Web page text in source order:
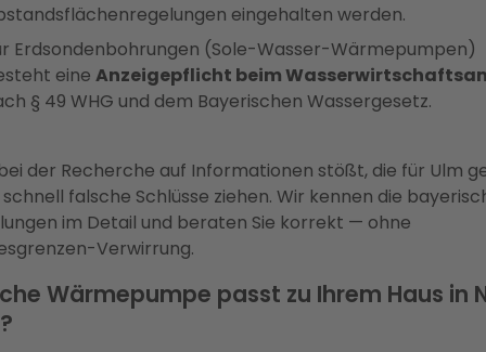
eingehalten werden.
Erdsondenbohrungen (Sole-Wasser-Wärmepumpen)
eine Anzeigepflicht beim
§ 49 WHG und dem Bayerischen Wassergesetz.
der Recherche auf Informationen stößt, die für Ulm
falsche Schlüsse ziehen. Wir kennen die
im Detail und beraten Sie korrekt — ohne
Verwirrung.
Wärmepumpe passt zu Ihrem Haus in